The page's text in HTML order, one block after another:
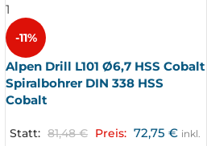
-11%
Alpen Drill L101 Ø6,7 HSS Cobalt
Spiralbohrer DIN 338 HSS
Cobalt
Statt: 81,48€ Preis: 72,75€ inkl.